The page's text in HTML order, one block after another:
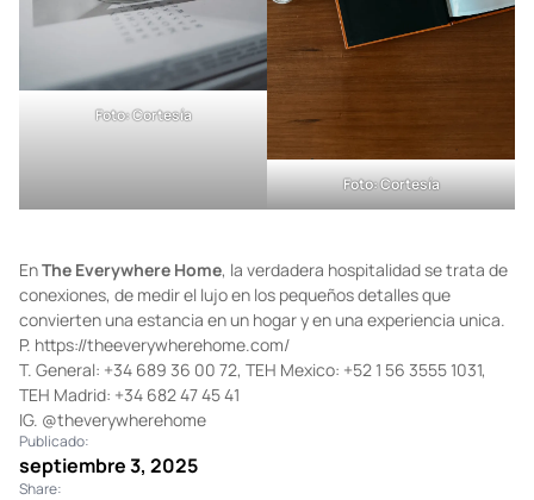
Foto: Cortesía
Foto: Cortesía
EnThe Everywhere Home, la verdadera hospitalidad se trata de
conexiones, de medir el lujo en los pequeños detalles que
convierten una estancia en un hogar y en una experiencia unica.
P. https://theeverywherehome.com/
T. General: +34 689 36 00 72, TEH Mexico: +52 1 56 3555 1031,
TEH Madrid: +34 682 47 45 41
IG. @theverywherehome
Publicado:
septiembre 3, 2025
Share: